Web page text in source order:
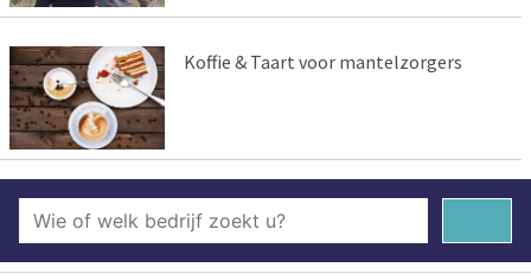
Koffie & Taart voor mantelzorgers